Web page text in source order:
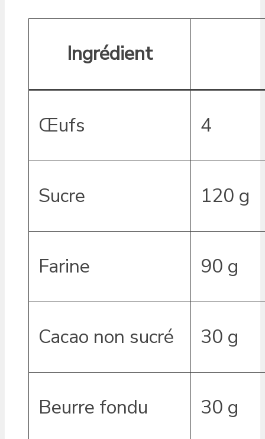
Ingrédient
Œufs 4
Sucre 120 g
Farine 90 g
Cacao non sucré 30 g
Beurre fondu 30 g